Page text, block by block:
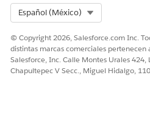
Español (México)
© Copyright 2026, Salesforce.com Inc.
distintas marcas comerciales pertenecen
Salesforce, Inc. Calle Montes Urales 424,
Chapultepec V Secc., Miguel Hidalgo,